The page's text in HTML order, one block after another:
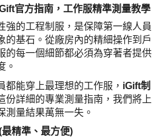
官方指南，工作服精準測量教學
強的工程制服，是保障第一線人員
的基石。從廠房內的精細操作到戶
的每一個細節都必須為穿著者提供
。
都能穿上最理想的工作服， iGift制
份詳細的專業測量指南，我們將上
測量結果萬無一失。
精準、最方便)